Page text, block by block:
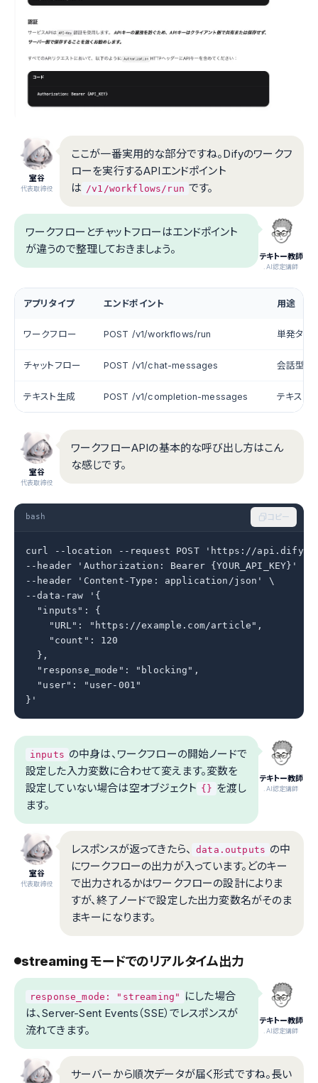
室谷
代表取締役
ここが一番実用的な部分ですね。Difyのワークフ
ローを実行するAPIエンドポイント
は /v1/workflows/run です。
テキトー教師
.AI認定講師
ワークフローとチャットフローはエンドポイント
が違うので整理しておきましょう。
アプリタイプ エンドポイント 用途
ワークフロー POST /v1/workflows/run 単発タス
チャットフロー POST /v1/chat-messages 会話型AI
テキスト生成 POST /v1/completion-messages テキスト
室谷
代表取締役
ワークフローAPIの基本的な呼び出し方はこん
な感じです。
bash コピー
curl --location --request POST 'https://
--header 'Authorization: Bearer {YOUR_API_KEY}' \
--header 'Content-Type: application/json' \
--data-raw '{
  "inputs": {
    "URL": "https://example.com/article",
    "count": 120
  },
  "response_mode": "blocking",
  "user": "user-001"
}'
テキトー教師
.AI認定講師
inputs の中身は、ワークフローの開始ノードで
設定した入力変数に合わせて変えます。変数を
設定していない場合は空オブジェクト {} を渡し
ます。
室谷
代表取締役
レスポンスが返ってきたら、 data.outputs の中
にワークフローの出力が入っています。どのキー
で出力されるかはワークフローの設計によりま
すが、終了ノードで設定した出力変数名がそのま
まキーになります。
streaming モードでのリアルタイム出力
テキトー教師
.AI認定講師
response_mode: "streaming"
にした場合
は、Server-Sent Events（SSE）でレスポンスが
流れてきます。
サーバーから順次データが届く形式ですね。長い